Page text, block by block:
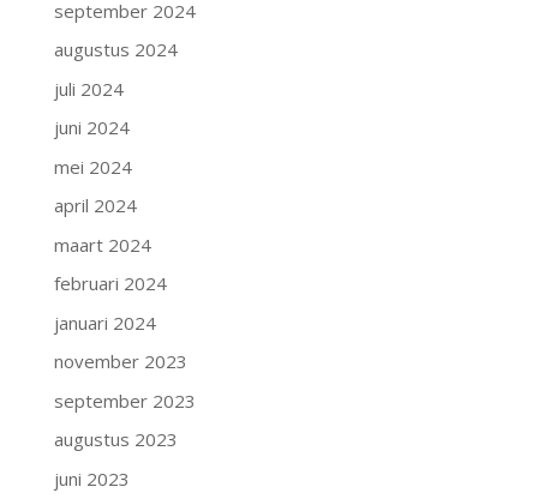
september 2024
augustus 2024
juli 2024
juni 2024
mei 2024
april 2024
maart 2024
februari 2024
januari 2024
november 2023
september 2023
augustus 2023
juni 2023